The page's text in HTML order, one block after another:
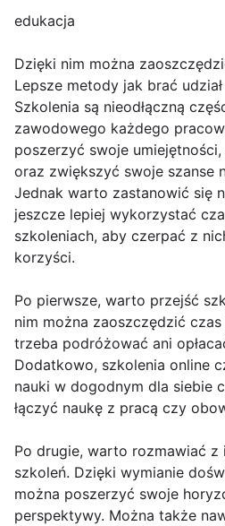
edukacja
Dzięki nim można
Lepsze metody jak brać
Szkolenia są nieodłączną
zawodowego każdego
poszerzyć swoje
oraz zwiększyć swoje szanse
Jednak warto zastanowić się
jeszcze lepiej wykorzystać
szkoleniach, aby czerpać z
korzyści.
Po pierwsze, warto przejść
nim można zaoszczędzić
trzeba podróżować ani
Dodatkowo, szkolenia online
nauki w dogodnym dla siebie
łączyć naukę z pracą czy
Po drugie, warto rozmawiać z
szkoleń. Dzięki wymianie
można poszerzyć swoje
perspektywy. Można także